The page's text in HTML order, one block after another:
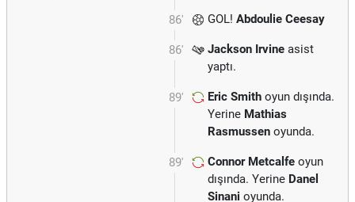
86' GOL! Abdoulie Ceesay
86' Jackson Irvine asist
yaptı.
89' Eric Smith oyun dışında.
Yerine Mathias
Rasmussen oyunda.
89' Connor Metcalfe oyun
dışında. Yerine Danel
Sinani oyunda.